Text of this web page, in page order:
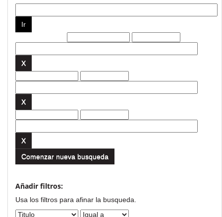
Comenzar nueva busqueda
Añadir filtros:
Usa los filtros para afinar la busqueda.